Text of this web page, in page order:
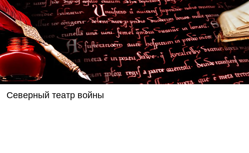
Северный театр войны